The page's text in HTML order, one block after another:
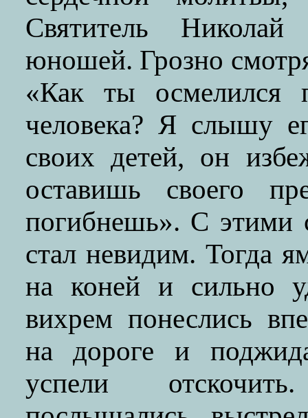
Святитель
юношей. Грозно
«Как ты осмелился
человека? Я слышу
своих детей, он
оставишь своего
погибнешь». С этими
стал невидим. Тогда
на коней и сильно
вихрем понеслись
на дороге и
успели